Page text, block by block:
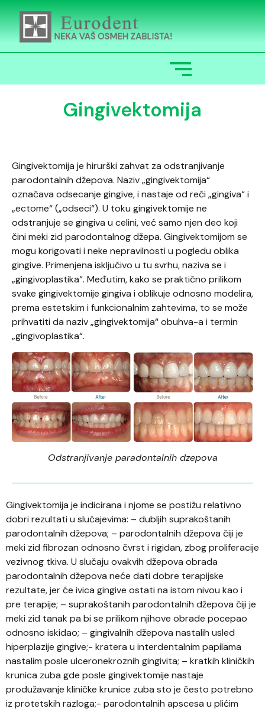
Gingivektomija
Gingivektomija je hirurški zahvat za odstranjivanje
parodontalnih džepova. Naziv „gingivektomija“
označava odsecanje gingive, i nastaje od reči „gingiva“ i
„ectome“ („odseci“). U toku gingivektomije ne
odstranjuje se gingiva u celini, već samo njen deo koji
čini meki zid parodontalnog džepa. Gingivektomijom se
mogu korigovati i neke nepravilnosti u pogledu oblika
gingive. Primenjena isključivo u tu svrhu, naziva se i
„gingivoplastika“. Međutim, kako se praktično prilikom
svake gingivektomije gingiva i oblikuje odnosno modelira,
prema estetskim i funkcionalnim zahtevima, to se može
prihvatiti da naziv „gingivektomija“ obuhva-a i termin
„gingivoplastika“.
Odstranjivanje paradontalnih dzepova
Gingivektomija je indicirana i njome se postižu relativno
dobri rezultati u slučajevima: – dubljih suprakoštanih
parodontalnih džepova; – parodontalnih džepova čiji je
meki zid fibrozan odnosno čvrst i rigidan, zbog proliferacije
vezivnog tkiva. U slučaju ovakvih džepova obrada
parodontalnih džepova neće dati dobre terapijske
rezultate, jer će ivica gingive ostati na istom nivou kao i
pre terapije; – suprakoštanih parodontalnih džepova čiji je
meki zid tanak pa bi se prilikom njihove obrade pocepao
odnosno iskidao; – gingivalnih džepova nastalih usled
hiperplazije gingive;- kratera u interdentalnim papilama
nastalim posle ulceronekroznih gingivita; – kratkih kliničkih
krunica zuba gde posle gingivektomije nastaje
produžavanje kliničke krunice zuba sto je često potrebno
iz protetskih razloga;- parodontalnih apscesa u plićim